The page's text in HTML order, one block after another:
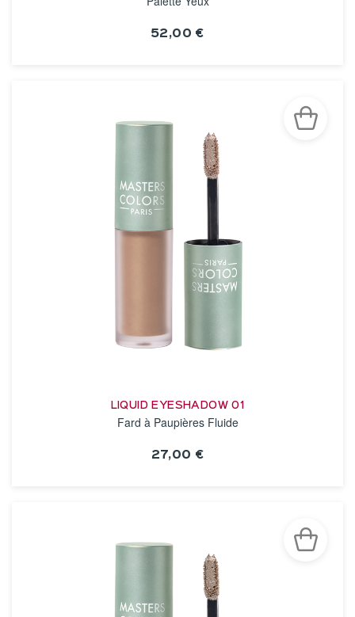
52,00 €
LIQUID EYESHADOW 01
Fard à Paupières Fluide
27,00 €